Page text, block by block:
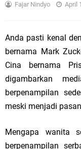
Fajar Nindyo April
Anda pasti kenal
bernama Mark
Cina bernama
digambarkan
berpenampilan
meski menjadi
Mengapa wanita
berpenampilan